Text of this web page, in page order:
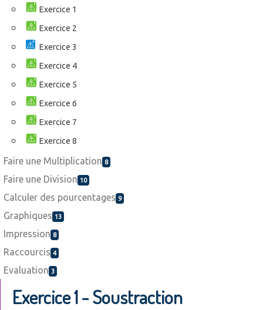
Exercice 1
Exercice 2
Exercice 3
Exercice 4
Exercice 5
Exercice 6
Exercice 7
Exercice 8
Faire une Multiplication 8
Faire une Division 10
Calculer des pourcentages 9
Graphiques 13
Impression 8
Raccourcis 4
Evaluation 3
Exercice 1 - Soustraction